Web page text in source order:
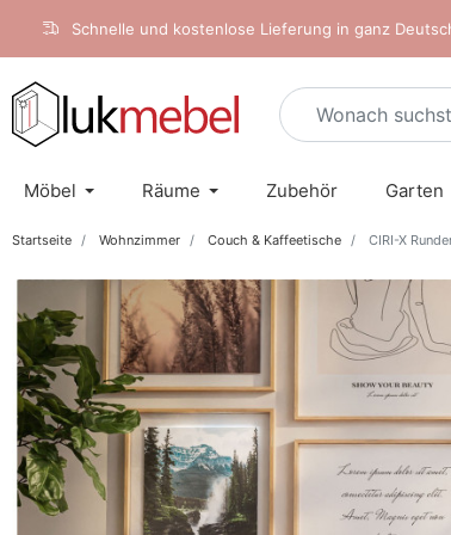
Schnelle und kostenlose Lieferung in ganz
Möbel Räume Zubehör Garten
Startseite Wohnzimmer Couch & Kaffeetische CIRI-X